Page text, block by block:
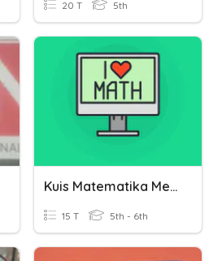
20 T 5th
Kuis Matematika Mean Median Dan Modus
15 T 5th - 6th